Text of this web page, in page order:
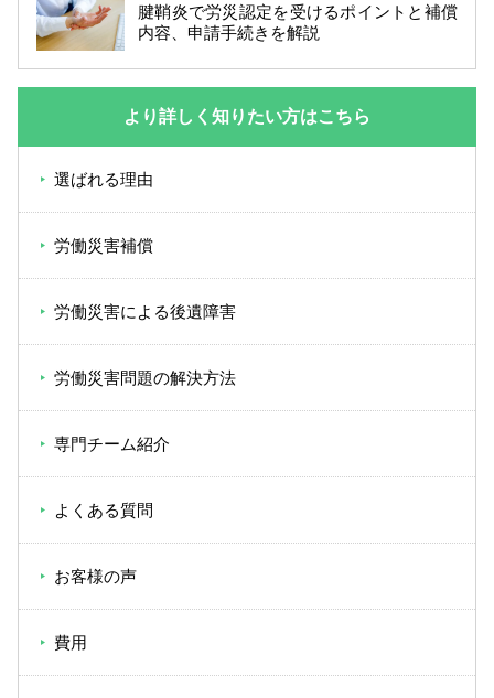
腱鞘炎で労災認定を受けるポイントと補償
内容、申請手続きを解説
より詳しく知りたい方はこちら
選ばれる理由
労働災害補償
労働災害による後遺障害
労働災害問題の解決方法
専門チーム紹介
よくある質問
お客様の声
費用